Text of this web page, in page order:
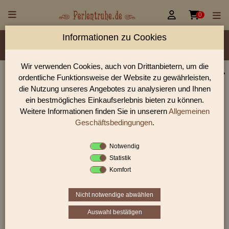
 0
Material/Glassorte Sorte/Form Farbe
Größen
Lochdurchmesser
Perlen Shop für gedrückte Perlen Blüten & Blätter
In unserem Perlen Shop finden sie zahlreich gedrückte Perlen
Blüten & Blätter und viele weiter Glasperlen.
Sie befinden sich in folgender Kategorie:
gedrückte Perlen|Blüten & Blätter
Informationen zu Cookies
Wir verwenden Cookies, auch von Drittanbietern, um die
ordentliche Funktionsweise der Website zu gewährleisten,
die Nutzung unseres Angebotes zu analysieren und Ihnen
ein bestmögliches Einkaufserlebnis bieten zu können.
Weitere Informationen finden Sie in unserernAllgemeinen
Geschäftsbedingungen.
Notwendig
Statistik
Komfort
Nicht notwendige abwählen
Auswahl bestätigen